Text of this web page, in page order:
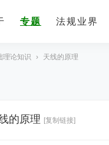
专题 法规业界
理论知识 › 天线的原理
的原理 [复制链接]